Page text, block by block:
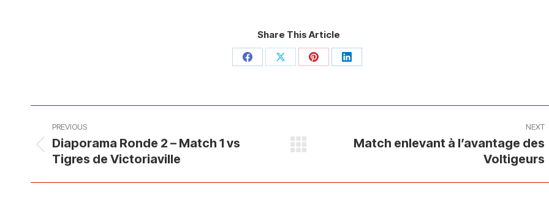
Share This Article
Share Share Share Share
navigation
PREVIOUS
Previous
post:
Diaporama Ronde 2 – Match 1 vs
Tigres de Victoriaville
NEXT
Match enlevant à l’avantage des
Voltigeurs